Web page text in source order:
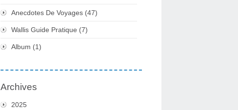
Anecdotes De Voyages (47)
Wallis Guide Pratique (7)
Album (1)
Archives
2025